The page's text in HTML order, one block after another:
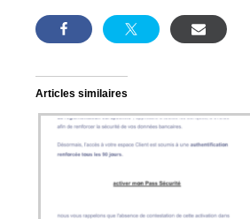
Articles similaires